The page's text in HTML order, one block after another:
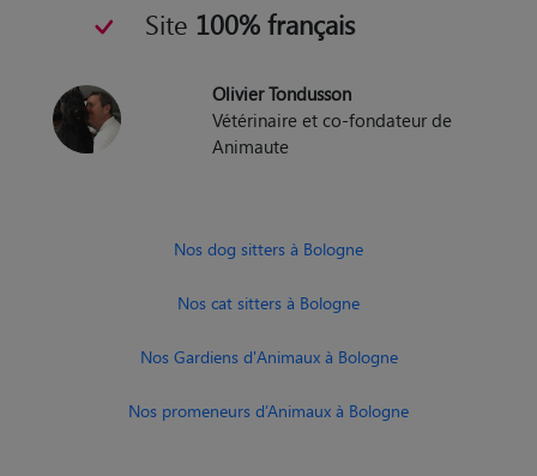
Site 100% français
Olivier Tondusson
Vétérinaire et co-fondateur de
Animaute
Nos dog sitters à Bologne
Nos cat sitters à Bologne
Nos Gardiens d'Animaux à Bologne
Nos promeneurs d’Animaux à Bologne